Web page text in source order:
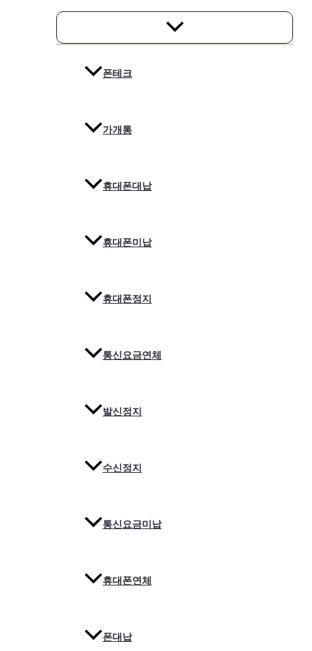
폰테크
가개통
휴대폰대납
휴대폰미납
휴대폰정지
통신요금연체
발신정지
수신정지
통신요금미납
휴대폰연체
폰대납